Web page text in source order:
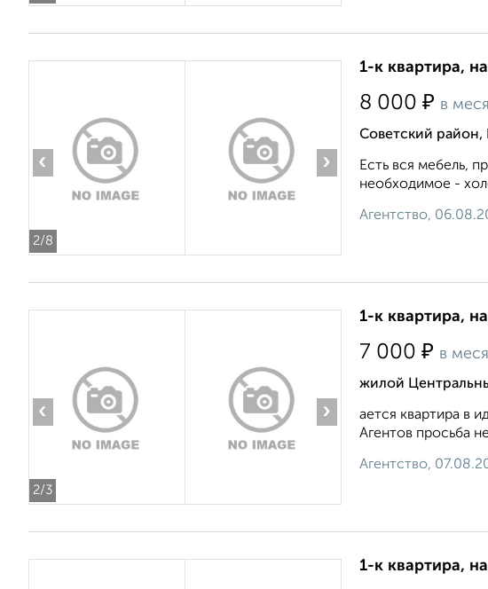
2/8
‹ ›
1-к квартира,
8 000 ₽ в
Советский район,
Есть вся мебель,
необходимое -
Агентство,
2/3
‹ ›
1-к квартира,
7 000 ₽ в
жилой
ается квартира в
Агентов просьба
Агентство,
1-к квартира,